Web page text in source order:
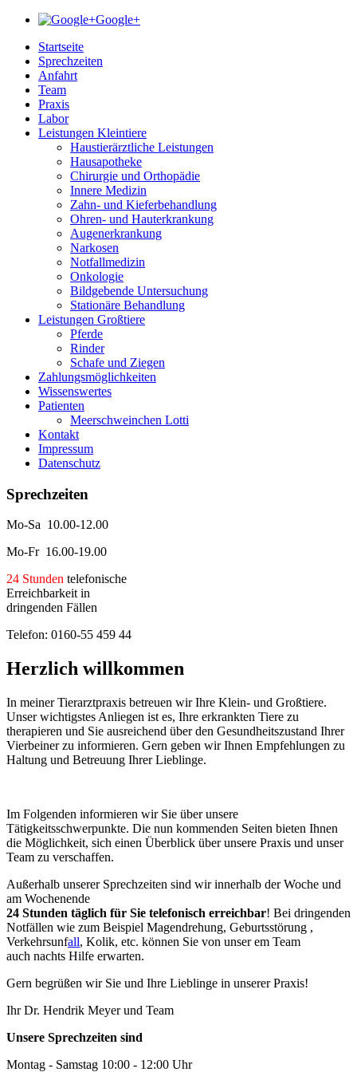
Google+
Startseite
Sprechzeiten
Anfahrt
Team
Praxis
Labor
Leistungen Kleintiere
Haustierärztliche Leistungen
Hausapotheke
Chirurgie und Orthopädie
Innere Medizin
Zahn- und Kieferbehandlung
Ohren- und Hauterkrankung
Augenerkrankung
Narkosen
Notfallmedizin
Onkologie
Bildgebende Untersuchung
Stationäre Behandlung
Leistungen Großtiere
Pferde
Rinder
Schafe und Ziegen
Zahlungsmöglichkeiten
Wissenswertes
Patienten
Meerschweinchen Lotti
Kontakt
Impressum
Datenschutz
Sprechzeiten
Mo-Sa 10.00-12.00
Mo-Fr 16.00-19.00
24 Stunden telefonische
Erreichbarkeit in
dringenden Fällen
Telefon: 0160-55 459 44
Herzlich willkommen
In meiner Tierarztpraxis betreuen wir Ihre Klein- und Großtiere.
Unser wichtigstes Anliegen ist es, Ihre erkrankten Tiere zu
therapieren und Sie ausreichend über den Gesundheitszustand Ihrer
Vierbeiner zu informieren. Gern geben wir Ihnen Empfehlungen zu
Haltung und Betreuung Ihrer Lieblinge.
Im Folgenden informieren wir Sie über unsere
Tätigkeitsschwerpunkte. Die nun kommenden Seiten bieten Ihnen
die Möglichkeit, sich einen Überblick über unsere Praxis und unser
Team zu verschaffen.
Außerhalb unserer Sprechzeiten sind wir innerhalb der Woche und
am Wochenende
24 Stunden täglich für Sie telefonisch erreichbar! Bei dringenden
Notfällen wie zum Beispiel Magendrehung, Geburtsstörung ,
Verkehrsunfall, Kolik, etc. können Sie von unserem Team
auch nachts Hilfe erwarten.
Gern begrüßen wir Sie und Ihre Lieblinge in unserer Praxis!
Ihr Dr. Hendrik Meyer und Team
Unsere Sprechzeiten sind
Montag - Samstag 10:00 - 12:00 Uhr